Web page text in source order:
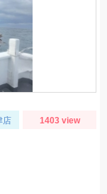
店 1403 view